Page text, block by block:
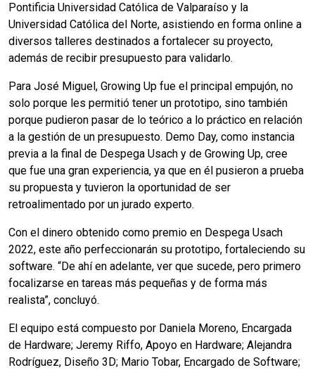
Pontificia Universidad Católica de Valparaíso y la
Universidad Católica del Norte, asistiendo en forma online a
diversos talleres destinados a fortalecer su proyecto,
además de recibir presupuesto para validarlo.
Para José Miguel, Growing Up fue el principal empujón, no
solo porque les permitió tener un prototipo, sino también
porque pudieron pasar de lo teórico a lo práctico en relación
a la gestión de un presupuesto. Demo Day, como instancia
previa a la final de Despega Usach y de Growing Up, cree
que fue una gran experiencia, ya que en él pusieron a prueba
su propuesta y tuvieron la oportunidad de ser
retroalimentado por un jurado experto.
Con el dinero obtenido como premio en Despega Usach
2022, este año perfeccionarán su prototipo, fortaleciendo su
software. “De ahí en adelante, ver que sucede, pero primero
focalizarse en tareas más pequeñas y de forma más
realista”, concluyó.
El equipo está compuesto por Daniela Moreno, Encargada
de Hardware; Jeremy Riffo, Apoyo en Hardware; Alejandra
Rodríguez, Diseño 3D; Mario Tobar, Encargado de Software;